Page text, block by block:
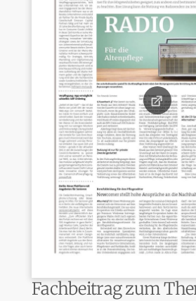
Fachbeitrag zum